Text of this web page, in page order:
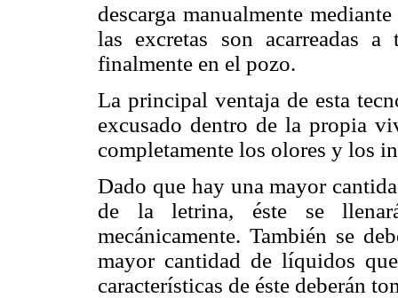
descarga manualmente
las excretas son acarreadas
finalmente en el pozo.
La principal ventaja de esta
excusado dentro de la propia
completamente los olores y los
Dado que hay una mayor
de la letrina, éste se
mecánicamente. También se
mayor cantidad de líquidos
características de éste deberán